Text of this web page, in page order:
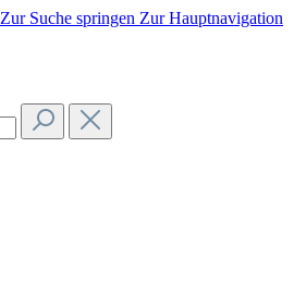
Zur Suche springen Zur Hauptnavigation